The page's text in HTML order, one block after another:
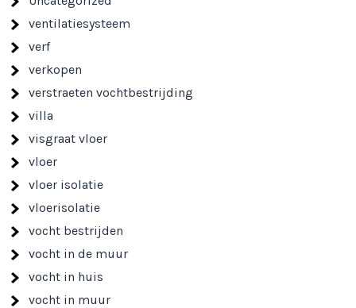
ventilatiesysteem
verf
verkopen
verstraeten vochtbestrijding
villa
visgraat vloer
vloer
vloer isolatie
vloerisolatie
vocht bestrijden
vocht in de muur
vocht in huis
vocht in muur